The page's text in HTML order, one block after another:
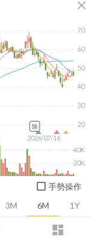
dashboard
登入
close
3M 6M 1Y
2026/07/16
20
30
40
50
60
70
20K
40K
除
手勢操作
財務報